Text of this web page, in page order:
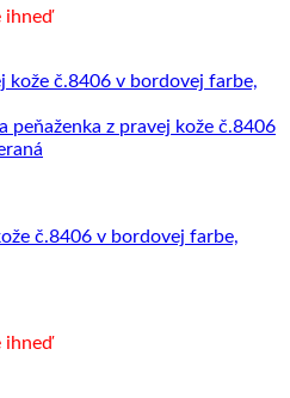
ihneď
č.8406 v bordovej farbe,
ihneď